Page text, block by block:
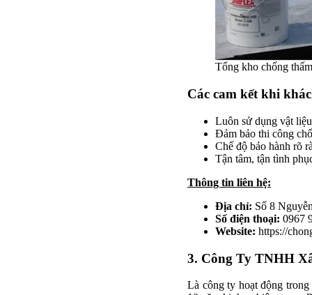
Tổng kho chống
Các cam kết khi
Luôn sử dụng vật
Đảm bảo thi công
Chế độ bảo hành rõ
Tận tâm, tận tình
Thông tin liên hệ:
Địa chỉ: Số 8
Số điện thoại: 0967
Website: https://
3. Công Ty TNHH
Là công ty hoạt động